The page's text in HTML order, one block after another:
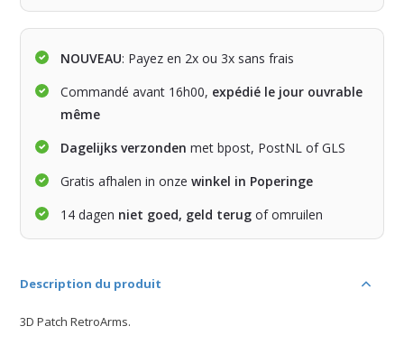
NOUVEAU: Payez en 2x ou 3x sans frais
Commandé avant 16h00, expédié le jour ouvrable
même
Dagelijks verzonden met bpost, PostNL of GLS
Gratis afhalen in onzewinkel in Poperinge
14 dagen niet goed, geld terug of omruilen
Description du produit
3D Patch RetroArms.